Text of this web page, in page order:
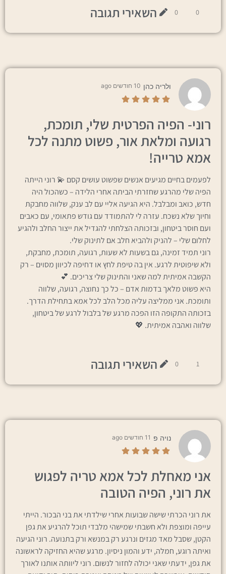
0
0 השאירי תגובה
ולריה כהן 10 חודשים ago
רוני- הפיה הפרטית שלי, תומכת,
רגועה ומלאת אור, פשוט מתנה לכל
אמא טרייה!
לפעמים בחיים מגיעים אנשים שפשוט עושים קסם 💫 רוני הייתה
הפיה שלי מהרגע שחזרתי הביתה אחרי הלידה – כשהכול היה
חדש, כואב ומבלבל. היא הגיעה אליי עם לב ענק, שלווה מחבקת
וחיוך שלא נשכח. עזרה לי להתמודד עם גודש פתאומי, עם כאבים
ועם חוסר ביטחון, ובזכותה הצלחתי להגדיל את ייצור החלב ולהגיע
לחלום שלי – להניק ולהביא חלב אם לתינוק שלי.
רוני תמיד זמינה, גם בשעות לא שעות, רגועה, תומכת, מחבקת,
ולא שיפוטית לרגע. אין בה טיפת לחץ או דחיפה לכיוון מסוים – רק
הקשבה אמיתית למה שאני והתינוק שלי צריכים. 💕
היא פשוט מלאך בדמות אדם – כל כך נחוצה, רגועה, שלווה
ותומכת. אני ממליצה עליה מכל הלב לכל אמא בתחילת הדרך.
בזכותה התקופה הזו הפכה מרגע של בלבול לרגע של ביטחון,
שלווה ואהבה אמיתית. 💖
1
0 השאירי תגובה
נויה פ 11 חודשים ago
אני מאחלת לכל אמא טריה לפגוש
את רוני, הפיה הטובה
את רוני הכרתי שישה שבועות אחרי שילדתי את בני הבכור. הייתי
עייפה ומוצפת ולא חשבתי שמישהי מלבדי תוכל להרגיע את גפן
הקטן, שסבל מאד מגזים ונרגע רק במנשא ורק בתנועה. רוני הגיעה
ואיתה רוגע, חמלה, ידע והמון ניסיון. מרגע שהיא החזיקה לראשונה
את גפן, ידעתי שאני יכולה לחזור לנשום. רוני ליוותה אותנו לאורך